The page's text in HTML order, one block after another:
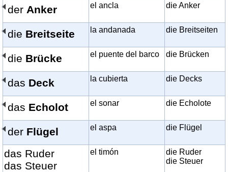
der Anker el ancla die Anker
die Breitseite la andanada die Breitseiten
die Brücke el puente del barco die Brücken
das Deck la cubierta die Decks
das Echolot el sonar die Echolote
der Flügel el aspa die Flügel
das Ruder
das Steuer
el timón
die Ruder
die Steuer